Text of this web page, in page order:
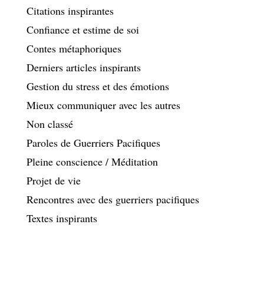
Citations inspirantes
Confiance et estime de soi
Contes métaphoriques
Derniers articles inspirants
Gestion du stress et des émotions
Mieux communiquer avec les autres
Non classé
Paroles de Guerriers Pacifiques
Pleine conscience / Méditation
Projet de vie
Rencontres avec des guerriers pacifiques
Textes inspirants